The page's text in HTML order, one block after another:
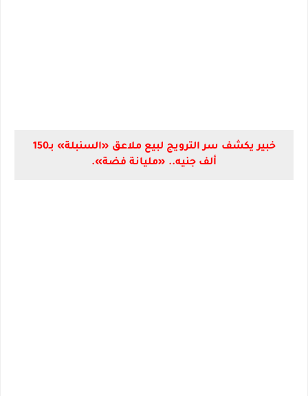
خبير يكشف سر الترويج لبيع ملاعق «السنبلة» بـ150
ألف جنيه.. «مليانة فضة».